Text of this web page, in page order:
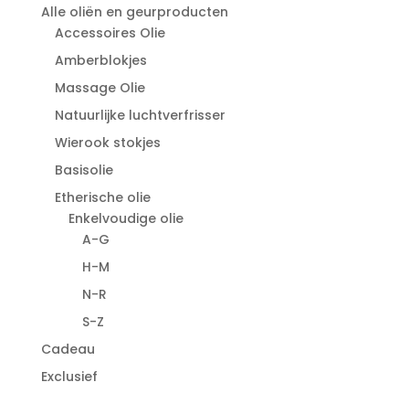
Alle oliën en geurproducten
Accessoires Olie
Amberblokjes
Massage Olie
Natuurlijke luchtverfrisser
Wierook stokjes
Basisolie
Etherische olie
Enkelvoudige olie
A-G
H-M
N-R
S-Z
Cadeau
Exclusief